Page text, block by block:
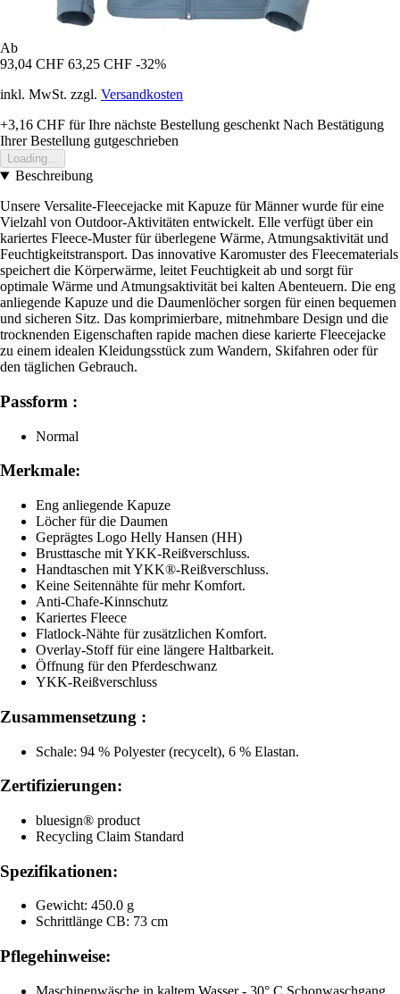
Ab
93,04 CHF 63,25 CHF -32%
inkl. MwSt. zzgl. Versandkosten
+3,16 CHF für Ihre nächste Bestellung geschenkt Nach Bestätigung
Ihrer Bestellung gutgeschrieben
Loading...
Beschreibung
Unsere Versalite-Fleecejacke mit Kapuze für Männer wurde für eine
Vielzahl von Outdoor-Aktivitäten entwickelt. Elle verfügt über ein
kariertes Fleece-Muster für überlegene Wärme, Atmungsaktivität und
Feuchtigkeitstransport. Das innovative Karomuster des Fleecematerials
speichert die Körperwärme, leitet Feuchtigkeit ab und sorgt für
optimale Wärme und Atmungsaktivität bei kalten Abenteuern. Die eng
anliegende Kapuze und die Daumenlöcher sorgen für einen bequemen
und sicheren Sitz. Das komprimierbare, mitnehmbare Design und die
trocknenden Eigenschaften rapide machen diese karierte Fleecejacke
zu einem idealen Kleidungsstück zum Wandern, Skifahren oder für
den täglichen Gebrauch.
Passform :
Normal
Merkmale:
Eng anliegende Kapuze
Löcher für die Daumen
Geprägtes Logo Helly Hansen (HH)
Brusttasche mit YKK-Reißverschluss.
Handtaschen mit YKK®-Reißverschluss.
Keine Seitennähte für mehr Komfort.
Anti-Chafe-Kinnschutz
Kariertes Fleece
Flatlock-Nähte für zusätzlichen Komfort.
Overlay-Stoff für eine längere Haltbarkeit.
Öffnung für den Pferdeschwanz
YKK-Reißverschluss
Zusammensetzung :
Schale: 94 % Polyester (recycelt), 6 % Elastan.
Zertifizierungen:
bluesign® product
Recycling Claim Standard
Spezifikationen:
Gewicht: 450.0 g
Schrittlänge CB: 73 cm
Pflegehinweise:
Maschinenwäsche in kaltem Wasser - 30° C Schonwaschgang,